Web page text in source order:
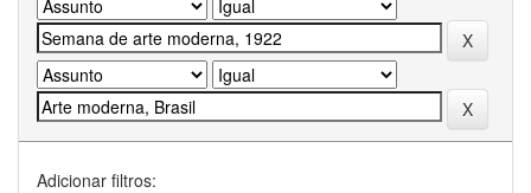
Adicionar filtros: